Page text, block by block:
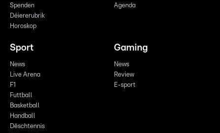
Spenden
Déiererubrik
Horoskop
Agenda
Sport
News
Live Arena
F1
Futtball
Basketball
Handball
Dëschtennis
Gaming
News
Review
E-sport